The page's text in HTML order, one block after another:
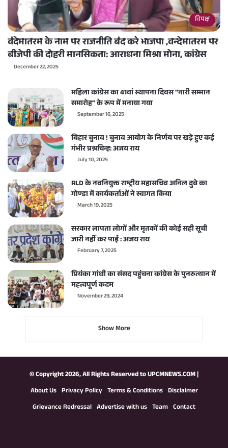
विपक्ष
वंदेमातरम के नाम पर राजनीति बंद करे भाजपा ,वन्देमातरम पर
बीजेपी की दोहरी मानसिकता: आराधना मिश्रा मोना, कांग्रेस
December 22, 2025
महिला कांग्रेस का 41वां स्थापना दिवस “नारी सम्मान
समारोह” के रूप में मनाया गया
September 16, 2025
बिहार चुनाव ! चुनाव आयोग के निर्णय पर खड़े हुए कई
गंभीर प्रश्नचिन्ह: अजय राय
July 10, 2025
RLD के नवनियुक्त राष्ट्रीय महासचिव अनिल दुबे का
गोण्डा में कार्यकर्ताओं ने स्वागत किया
March 19, 2025
सरकार लापता लोगों और मृतकों की कोई सही सूची
जारी नहीं कर पाई : अजय राय
February 7, 2025
प्रियंका गांधी का संसद पहुंचना कांग्रेस के पुनरुत्थान में
महत्वपूर्ण कदम
November 29, 2024
Show More
© Copyright 2026, All Rights Reserved toUPCMNEWS.COM|
About Us Privacy Policy Terms & Conditions Disclaimer
Grievance Redressal Advertise with us Team Contact